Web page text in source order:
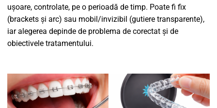
ușoare, controlate, pe o perioadă de timp. Poate fi fix
(brackets și arc) sau mobil/invizibil (gutiere transparente),
iar alegerea depinde de problema de corectat și de
obiectivele tratamentului.